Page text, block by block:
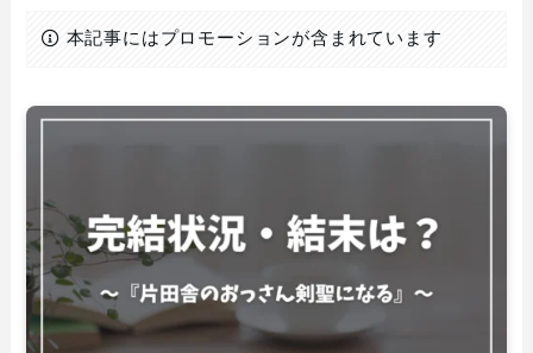
本記事にはプロモーションが含まれています